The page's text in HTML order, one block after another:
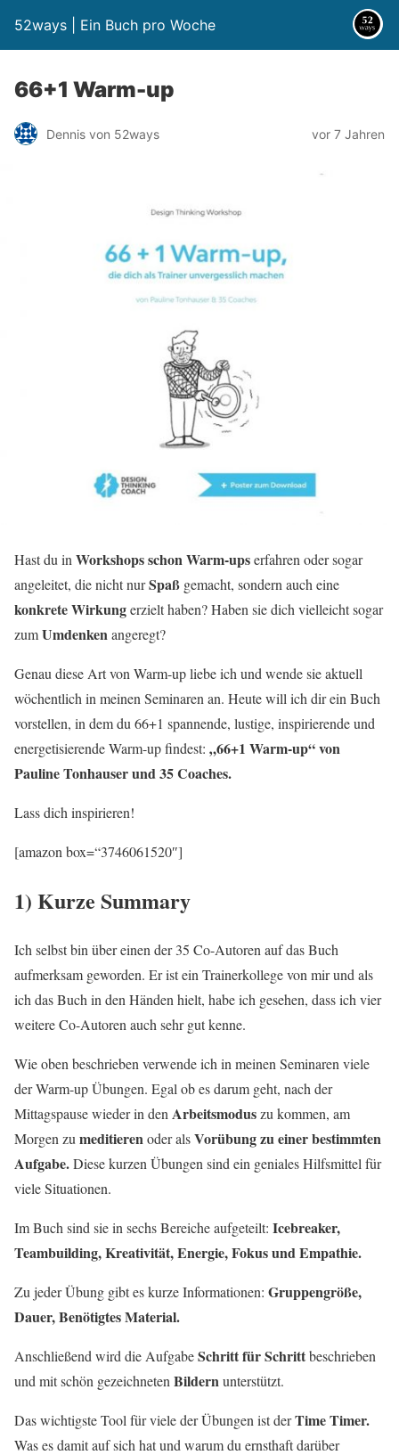
52ways | Ein Buch pro Woche
66+1 Warm-up
Dennis von 52ways vor 7 Jahren
Hast du in Workshops schon Warm-upserfahren oder sogar
angeleitet, die nicht nurSpaß gemacht, sondern auch eine
konkrete Wirkungerzielt haben? Haben sie dich vielleicht sogar
zumUmdenkenangeregt?
Genau diese Art von Warm-up liebe ich und wende sie aktuell
wöchentlich in meinen Seminaren an. Heute will ich dir ein Buch
vorstellen, in dem du 66+1 spannende, lustige, inspirierende und
energetisierende Warm-up findest: „66+1 Warm-up“ von
Pauline Tonhauser und 35 Coaches.
Lass dich inspirieren!
[amazon box=“3746061520″]
1) Kurze Summary
Ich selbst bin über einen der 35 Co-Autoren auf das Buch
aufmerksam geworden. Er ist ein Trainerkollege von mir und als
ich das Buch in den Händen hielt, habe ich gesehen, dass ich vier
weitere Co-Autoren auch sehr gut kenne.
Wie oben beschrieben verwende ich in meinen Seminaren viele
der Warm-up Übungen. Egal ob es darum geht, nach der
Mittagspause wieder in den Arbeitsmoduszu kommen, am
Morgen zu meditierenoder alsVorübung zu einer bestimmten
Aufgabe.Diese kurzen Übungen sind ein geniales Hilfsmittel für
viele Situationen.
Im Buch sind sie in sechs Bereiche aufgeteilt: Icebreaker,
Teambuilding, Kreativität, Energie, Fokus und Empathie.
Zu jeder Übung gibt es kurze Informationen: Gruppengröße,
Dauer, Benötigtes Material.
Anschließend wird die AufgabeSchritt für Schrittbeschrieben
und mit schön gezeichneten Bildernunterstützt.
Das wichtigste Tool für viele der Übungen ist derTime Timer.
Was es damit auf sich hat und warum du ernsthaft darüber